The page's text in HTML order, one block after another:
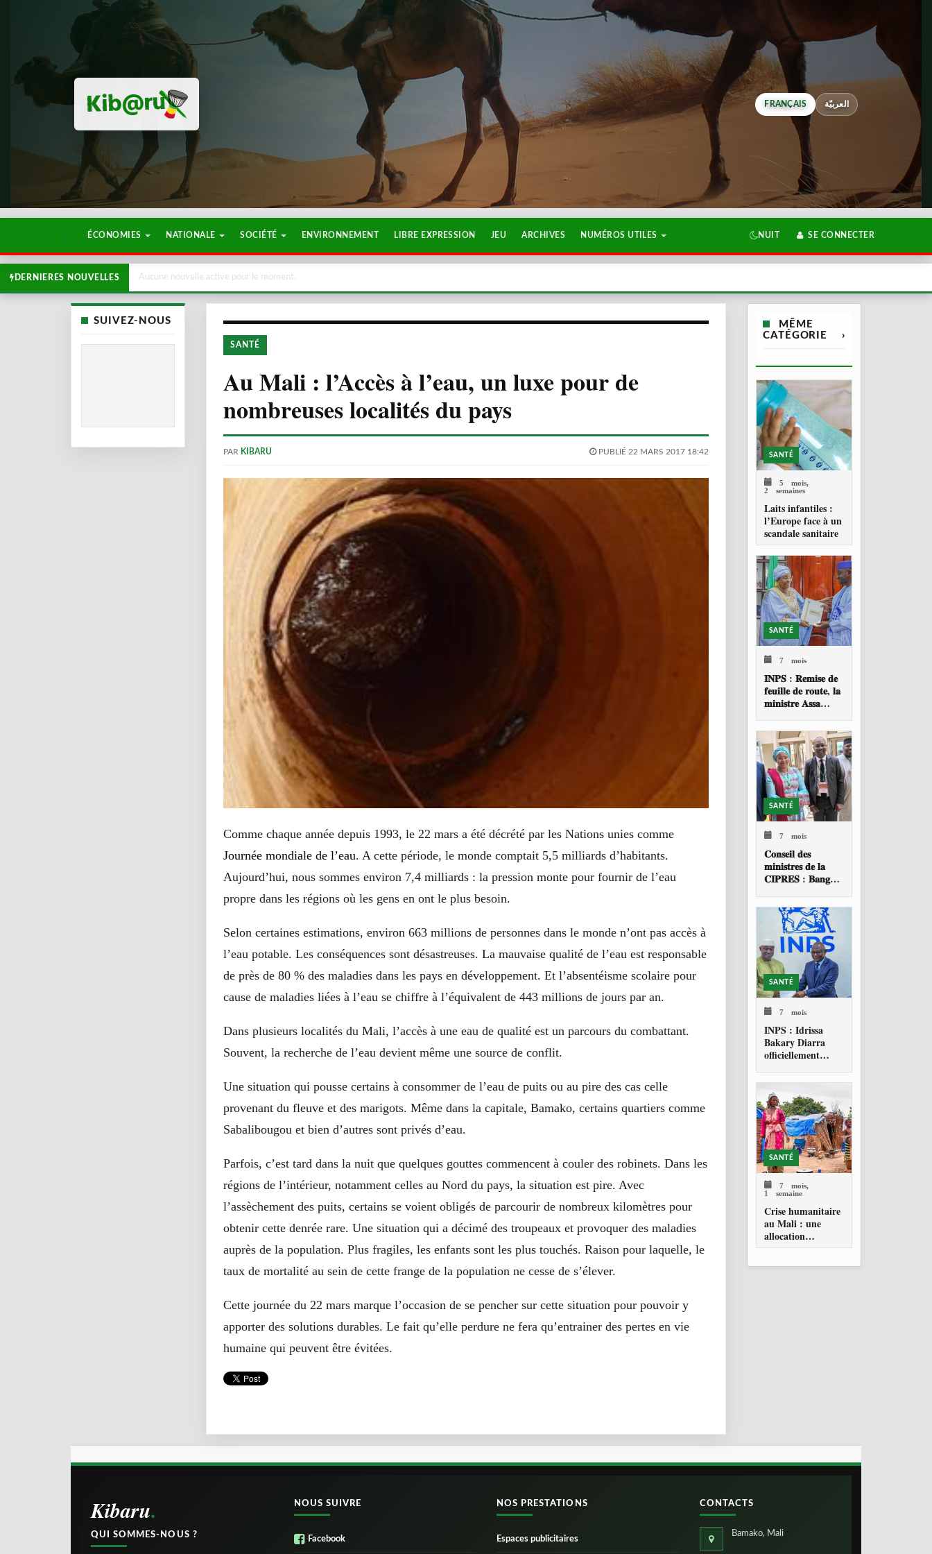
FRANÇAIS العربيّة
ÉCONOMIES NATIONALE SOCIÉTÉ ENVIRONNEMENT LIBRE EXPRESSION JEU ARCHIVES NUMÉROS UTILES NUIT SE CONNECTER
DERNIERES NOUVELLES Aucune nouvelle active pour le moment.
SUIVEZ-NOUS
SANTÉ
Au Mali : l’Accès à l’eau, un luxe pour de
nombreuses localités du pays
PAR KIBARU PUBLIÉ 22 MARS 2017 18:42
Comme chaque année depuis 1993, le 22 mars a été décrété par les Nations unies comme
Journée mondiale de l’eau. A cette période, le monde comptait 5,5 milliards d’habitants.
Aujourd’hui, nous sommes environ 7,4 milliards : la pression monte pour fournir de l’eau
propre dans les régions où les gens en ont le plus besoin.
Selon certaines estimations, environ 663 millions de personnes dans le monde n’ont pas accès à
l’eau potable. Les conséquences sont désastreuses. La mauvaise qualité de l’eau est responsable
de près de 80 % des maladies dans les pays en développement. Et l’absentéisme scolaire pour
cause de maladies liées à l’eau se chiffre à l’équivalent de 443 millions de jours par an.
Dans plusieurs localités du Mali, l’accès à une eau de qualité est un parcours du combattant.
Souvent, la recherche de l’eau devient même une source de conflit.
Une situation qui pousse certains à consommer de l’eau de puits ou au pire des cas celle
provenant du fleuve et des marigots. Même dans la capitale, Bamako, certains quartiers comme
Sabalibougou et bien d’autres sont privés d’eau.
Parfois, c’est tard dans la nuit que quelques gouttes commencent à couler des robinets. Dans les
régions de l’intérieur, notamment celles au Nord du pays, la situation est pire. Avec
l’assèchement des puits, certains se voient obligés de parcourir de nombreux kilomètres pour
obtenir cette denrée rare. Une situation qui a décimé des troupeaux et provoquer des maladies
auprès de la population. Plus fragiles, les enfants sont les plus touchés. Raison pour laquelle, le
taux de mortalité au sein de cette frange de la population ne cesse de s’élever.
Cette journée du 22 mars marque l’occasion de se pencher sur cette situation pour pouvoir y
apporter des solutions durables. Le fait qu’elle perdure ne fera qu’entrainer des pertes en vie
humaine qui peuvent être évitées.
MÊME
CATÉGORIE
›
SANTÉ
5 mois,
2 semaines
Laits infantiles :
l’Europe face à un
scandale sanitaire
SANTÉ
7 mois
𝐈𝐍𝐏𝐒 : 𝐑𝐞𝐦𝐢𝐬𝐞 𝐝𝐞
𝐟𝐞𝐮𝐢𝐥𝐥𝐞 𝐝𝐞 𝐫𝐨𝐮𝐭𝐞, 𝐥𝐚
𝐦𝐢𝐧𝐢𝐬𝐭𝐫𝐞 𝐀𝐬𝐬𝐚
𝐚𝐩𝐩𝐞𝐥𝐥𝐞 à 𝐮𝐧𝐞
𝐫𝐞𝐬𝐭𝐫𝐮𝐜𝐭𝐮𝐫𝐚𝐭𝐢𝐨𝐧
𝐩𝐫𝐨𝐟𝐨𝐧𝐝𝐞 𝐝𝐞 𝐥
SANTÉ
7 mois
𝐂𝐨𝐧𝐬𝐞𝐢𝐥 𝐝𝐞𝐬
𝐦𝐢𝐧𝐢𝐬𝐭𝐫𝐞𝐬 𝐝𝐞 𝐥𝐚
𝐂𝐈𝐏𝐑𝐄𝐒 : 𝐁𝐚𝐧𝐠𝐮𝐢
𝐬𝐞𝐬𝐬𝐢𝐨𝐧 𝐨𝐫𝐝𝐢𝐧𝐚𝐢𝐫𝐞
SANTÉ
7 mois
INPS : Idrissa
Bakary Diarra
officiellement
général
SANTÉ
7 mois,
1 semaine
Crise humanitaire
au Mali : une
allocation
d’urgence pour
Kibaru
QUI SOMMES-NOUS ?
NOUS SUIVRE
Facebook
NOS PRESTATIONS
Espaces publicitaires
CONTACTS
Bamako, Mali